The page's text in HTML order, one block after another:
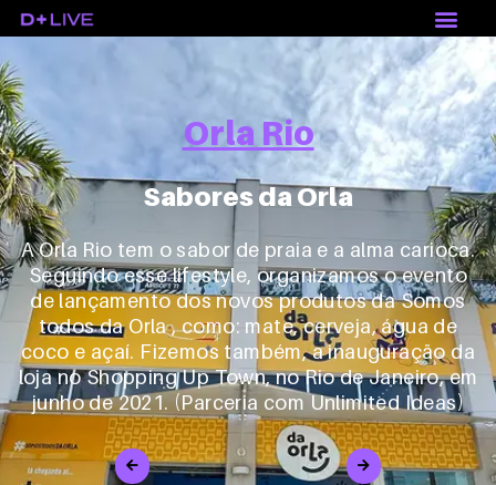
Orla Rio
Sabores da Orla
A Orla Rio tem o sabor de praia e a alma carioca.
Seguindo esse lifestyle, organizamos o evento
de lançamento dos novos produtos da Somos
todos da Orla , como: mate, cerveja, água de
coco e açaí. Fizemos também, a inauguração da
loja no Shopping Up Town, no Rio de Janeiro, em
junho de 2021. (Parceria com Unlimited Ideas)